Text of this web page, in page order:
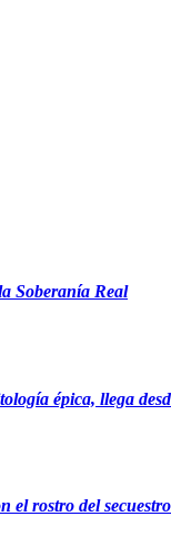
Soberanía Real
épica, llega
el rostro del